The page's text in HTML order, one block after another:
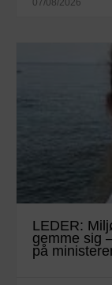
07/08/2026
LEDER:
gemme sig
på